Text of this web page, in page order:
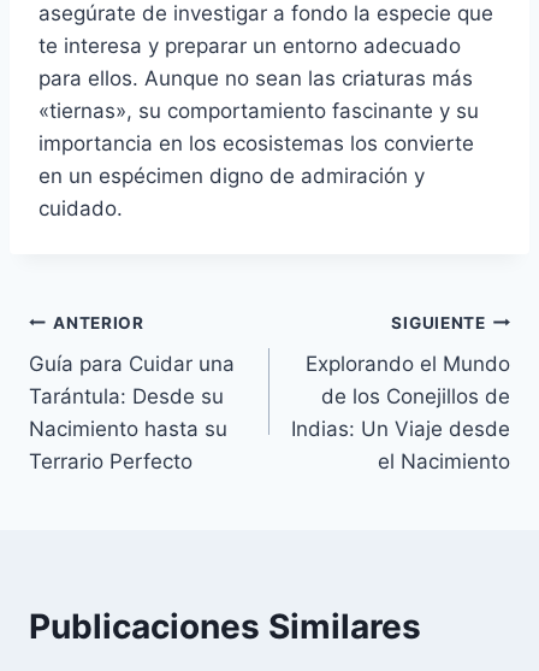
asegúrate de investigar a fondo la especie que
te interesa y preparar un entorno adecuado
para ellos. Aunque no sean las criaturas más
«tiernas», su comportamiento fascinante y su
importancia en los ecosistemas los convierte
en un espécimen digno de admiración y
cuidado.
ANTERIOR
Guía para Cuidar una
Tarántula: Desde su
Nacimiento hasta su
Terrario Perfecto
SIGUIENTE
Explorando el Mundo
de los Conejillos de
Indias: Un Viaje desde
el Nacimiento
Publicaciones Similares